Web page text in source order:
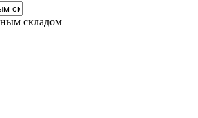
складом